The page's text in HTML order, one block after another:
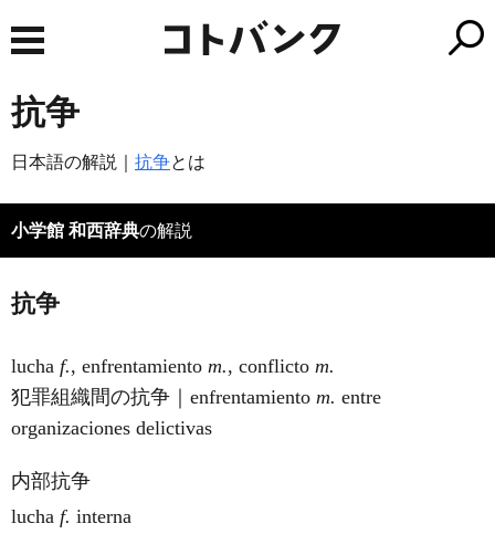
抗争
日本語の解説｜ 抗争とは
小学館 和西辞典の解説
抗争
lucha f., enfrentamiento m., conflicto m.
犯罪組織間の抗争｜enfrentamiento m. entre
organizaciones delictivas
内部抗争
lucha f. interna